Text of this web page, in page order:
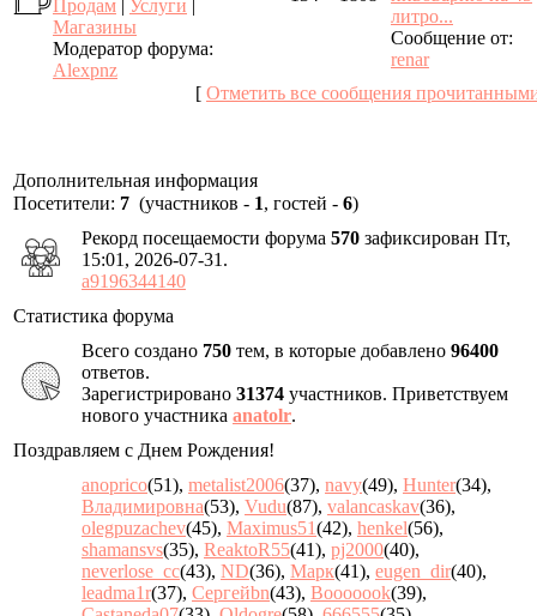
Продам | Услуги |
Магазины
Модератор форума:
Alexpnz
литро...
Сообщение от:
renar
[ Отметить все сообщения
Дополнительная информация
Посетители: 7 (участников - 1, гостей - 6)
Рекорд посещаемости форума 570 зафиксирован Пт,
15:01, 2026-07-31.
a9196344140
Статистика форума
Всего создано 750 тем, в которые добавлено 96400
ответов.
Зарегистрировано 31374 участников. Приветствуем
нового участника anatolr.
Поздравляем с Днем Рождения!
anoprico(51), metalist2006(37), navy(49), Hunter(34),
Владимировна(53), Vudu(87), valancaskav(36),
olegpuzachev(45), Maximus51(42), henkel(56),
shamansvs(35), ReaktoR55(41), pj2000(40),
neverlose_cc(43), ND(36), Марк(41), eugen_dir(40),
leadma1r(37), Сергейbn(43), Booooook(39),